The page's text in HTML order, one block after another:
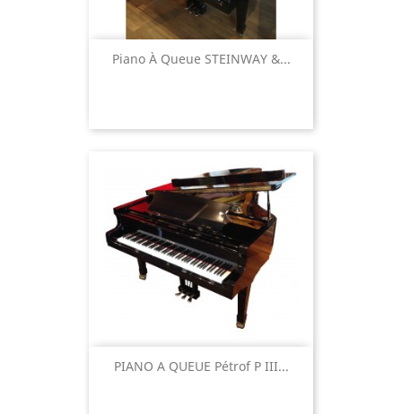
Piano À Queue STEINWAY &...
PIANO A QUEUE Pétrof P III...